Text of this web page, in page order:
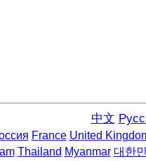
中文
France United
Thailand Myanmar 대한